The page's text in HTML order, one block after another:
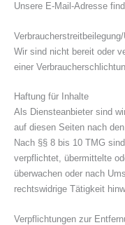
Unsere E-Mail-Adresse
Wir sind nicht bereit oder
einer
Haftung für Inhalte
Als Diensteanbieter sind
auf diesen Seiten nach
Nach §§ 8 bis 10 TMG
verpflichtet, übermittelte
überwachen oder nach
rechtswidrige Tätigkeit
Verpflichtungen zur